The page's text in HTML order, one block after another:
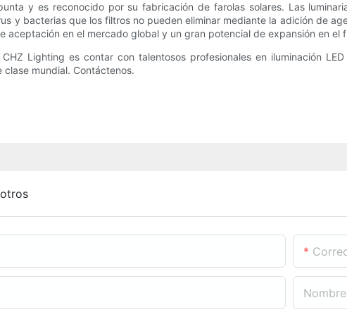
y es reconocido por su fabricación de farolas solares. Las
y bacterias que los filtros no pueden eliminar mediante la adición de
aceptación en el mercado global y un gran potencial de expansión en el
Lighting es contar con talentosos profesionales en iluminación
clase mundial. Contáctenos.